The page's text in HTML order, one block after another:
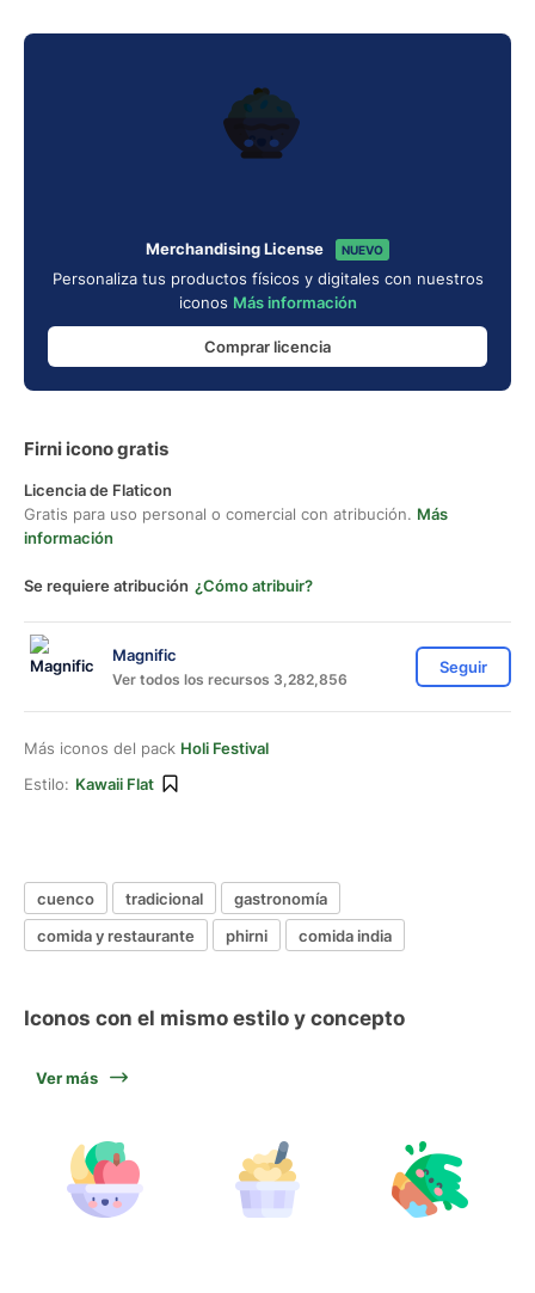
Merchandising License NUEVO
Personaliza tus productos físicos y digitales con nuestros
iconos Más información
Comprar licencia
Firni icono gratis
Licencia de Flaticon
Gratis para uso personal o comercial con atribución. Más
información
Se requiere atribución ¿Cómo atribuir?
Magnific
Ver todos los recursos 3,282,856
Seguir
Más iconos del pack Holi Festival
Estilo: Kawaii Flat
cuenco tradicional
gastronomía
comida y restaurante
phirni comida india
Iconos con el mismo estilo y concepto
Ver más